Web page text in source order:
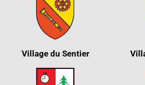
Village du Sentier